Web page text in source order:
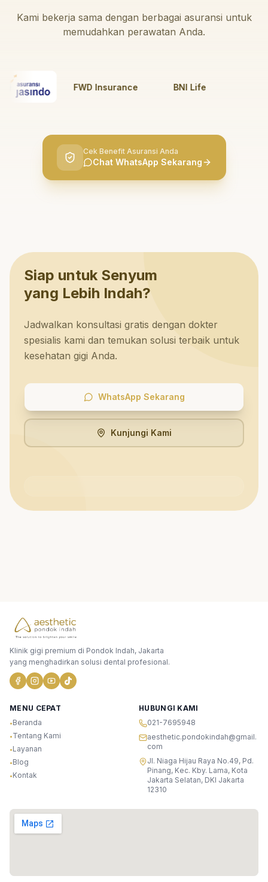
Kami bekerja sama dengan berbagai asuransi untuk
memudahkan perawatan Anda.
FWD Insurance BNI Life
Cek Benefit Asuransi Anda
Chat WhatsApp Sekarang
Siap untuk Senyum
yang Lebih Indah?
Jadwalkan konsultasi gratis dengan dokter
spesialis kami dan temukan solusi terbaik untuk
kesehatan gigi Anda.
WhatsApp Sekarang
Kunjungi Kami
Klinik gigi premium di Pondok Indah, Jakarta
yang menghadirkan solusi dental profesional.
MENU CEPAT
•Beranda
•Tentang Kami
•Layanan
•Blog
•Kontak
HUBUNGI KAMI
021-7695948
aesthetic.pondokindah@gmail.
com
Jl. Niaga Hijau Raya No.49, Pd.
Pinang, Kec. Kby. Lama, Kota
Jakarta Selatan, DKI Jakarta
12310